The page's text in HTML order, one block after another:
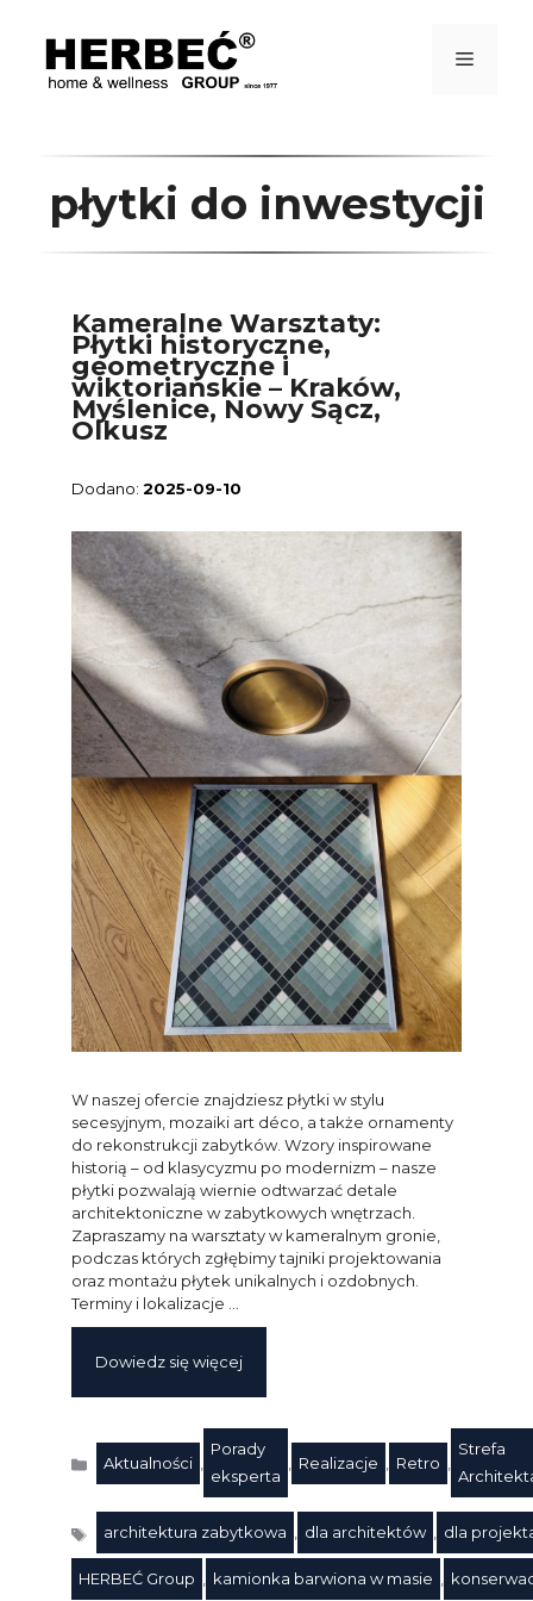
Menu
płytki do inwestycji
Kameralne Warsztaty:
Płytki historyczne,
geometryczne i
wiktoriańskie – Kraków,
Myślenice, Nowy Sącz,
Olkusz
2025-09-10
W naszej ofercie znajdziesz płytki w stylu
secesyjnym, mozaiki art déco, a także ornamenty
do rekonstrukcji zabytków. Wzory inspirowane
historią – od klasycyzmu po modernizm – nasze
płytki pozwalają wiernie odtwarzać detale
architektoniczne w zabytkowych wnętrzach.
Zapraszamy na warsztaty w kameralnym gronie,
podczas których zgłębimy tajniki projektowania
oraz montażu płytek unikalnych i ozdobnych.
Terminy i lokalizacje …
Dowiedz się więcej
Kategorie
Aktualności
Porady
eksperta
Realizacje Retro
Strefa
architektura zabytkowa , dla architektów , dla
HERBEĆ Group , kamionka barwiona w masie ,